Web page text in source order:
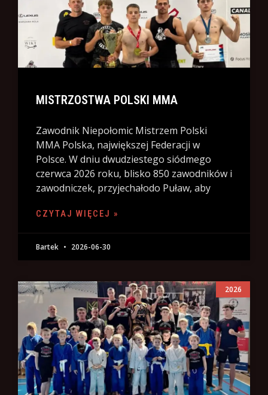
MISTRZOSTWA POLSKI MMA
Zawodnik Niepołomic Mistrzem Polski
MMA Polska, największej Federacji w
Polsce. W dniu dwudziestego siódmego
czerwca 2026 roku, blisko 850 zawodników i
zawodniczek, przyjechałodo Puław, aby
CZYTAJ WIĘCEJ »
Bartek 2026-06-30
2026